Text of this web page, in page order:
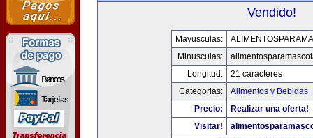
Vendido!
Mayusculas:
Minusculas:
Longitud:
21 caracteres
Categorias:
Alimentos y Bebidas
Precio:
Realizar una oferta!
Visitar!